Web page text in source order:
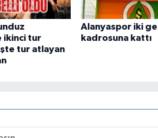
ikinci tur
tur atlayan
Alanyaspor iki
kadrosuna kattı